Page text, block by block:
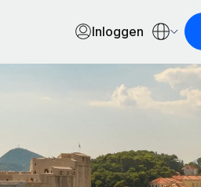
Inloggen